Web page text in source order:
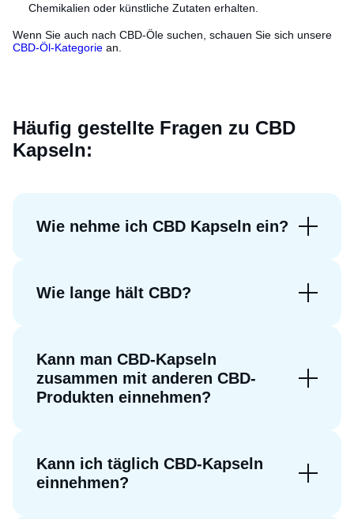
Chemikalien oder künstliche Zutaten erhalten.
Wenn Sie auch nach CBD-Öle suchen, schauen Sie sich unsere
CBD-Öl-Kategorie an.
Häufig gestellte Fragen zu CBD
Kapseln:
Wie nehme ich CBD Kapseln ein?
Wie lange hält CBD?
Kann man CBD-Kapseln
zusammen mit anderen CBD-
Produkten einnehmen?
Kann ich täglich CBD-Kapseln
einnehmen?